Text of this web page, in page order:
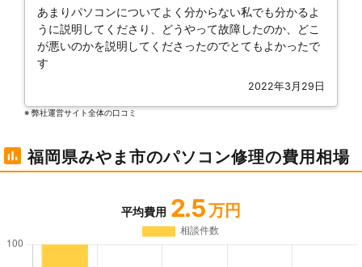
あまりパソコンについてよく分からない私でも分かるよ
うに説明してくださり、どうやって故障したのか、どこ
が悪いのかを説明してくださったのでとてもよかったで
す
2022年3月29日
※ 弊社運営サイト全体の⼝コミ
福岡県みやま市のパソコン修理の費用相場
平均費用 2.5 万円